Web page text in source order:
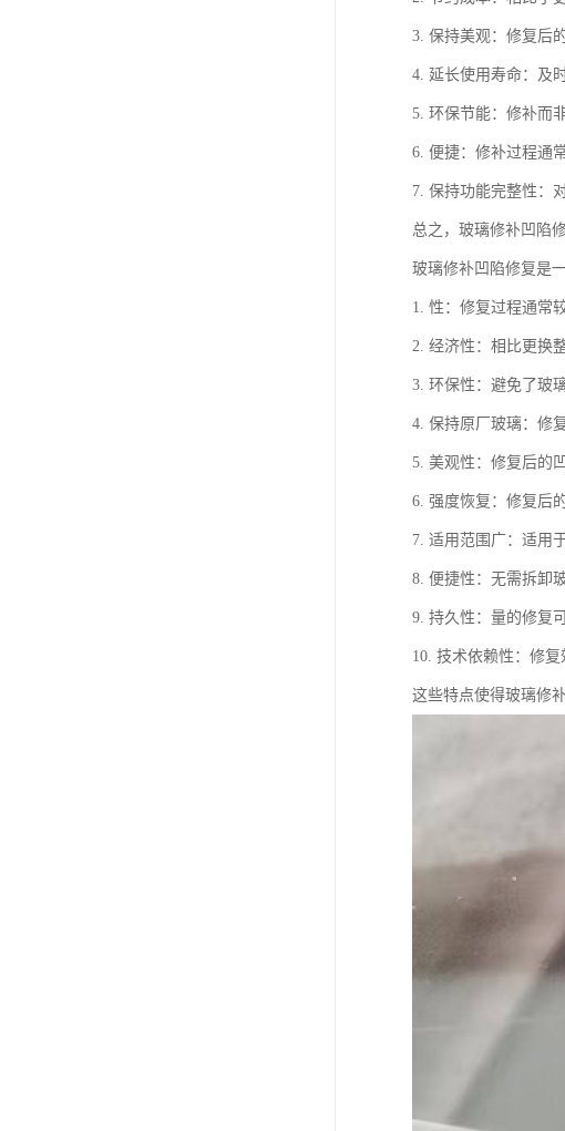
3. 保持美观：修复后
4. 延长使用寿命：及
5. 环保节能：修补而
6. 便捷：修补过程通
7. 保持功能完整性：
总之，玻璃修补凹陷
玻璃修补凹陷修复是
1. 性：修复过程通常
2. 经济性：相比更换
3. 环保性：避免了玻
4. 保持原厂玻璃：修
5. 美观性：修复后的
6. 强度恢复：修复后
7. 适用范围广：适用
8. 便捷性：无需拆卸
9. 持久性：量的修复
10. 技术依赖性：修
这些特点使得玻璃修